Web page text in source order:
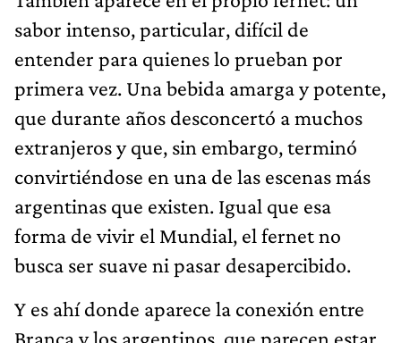
sabor intenso, particular, difícil de
entender para quienes lo prueban por
primera vez. Una bebida amarga y potente,
que durante años desconcertó a muchos
extranjeros y que, sin embargo, terminó
convirtiéndose en una de las escenas más
argentinas que existen. Igual que esa
forma de vivir el Mundial, el fernet no
busca ser suave ni pasar desapercibido.
Y es ahí donde aparece la conexión entre